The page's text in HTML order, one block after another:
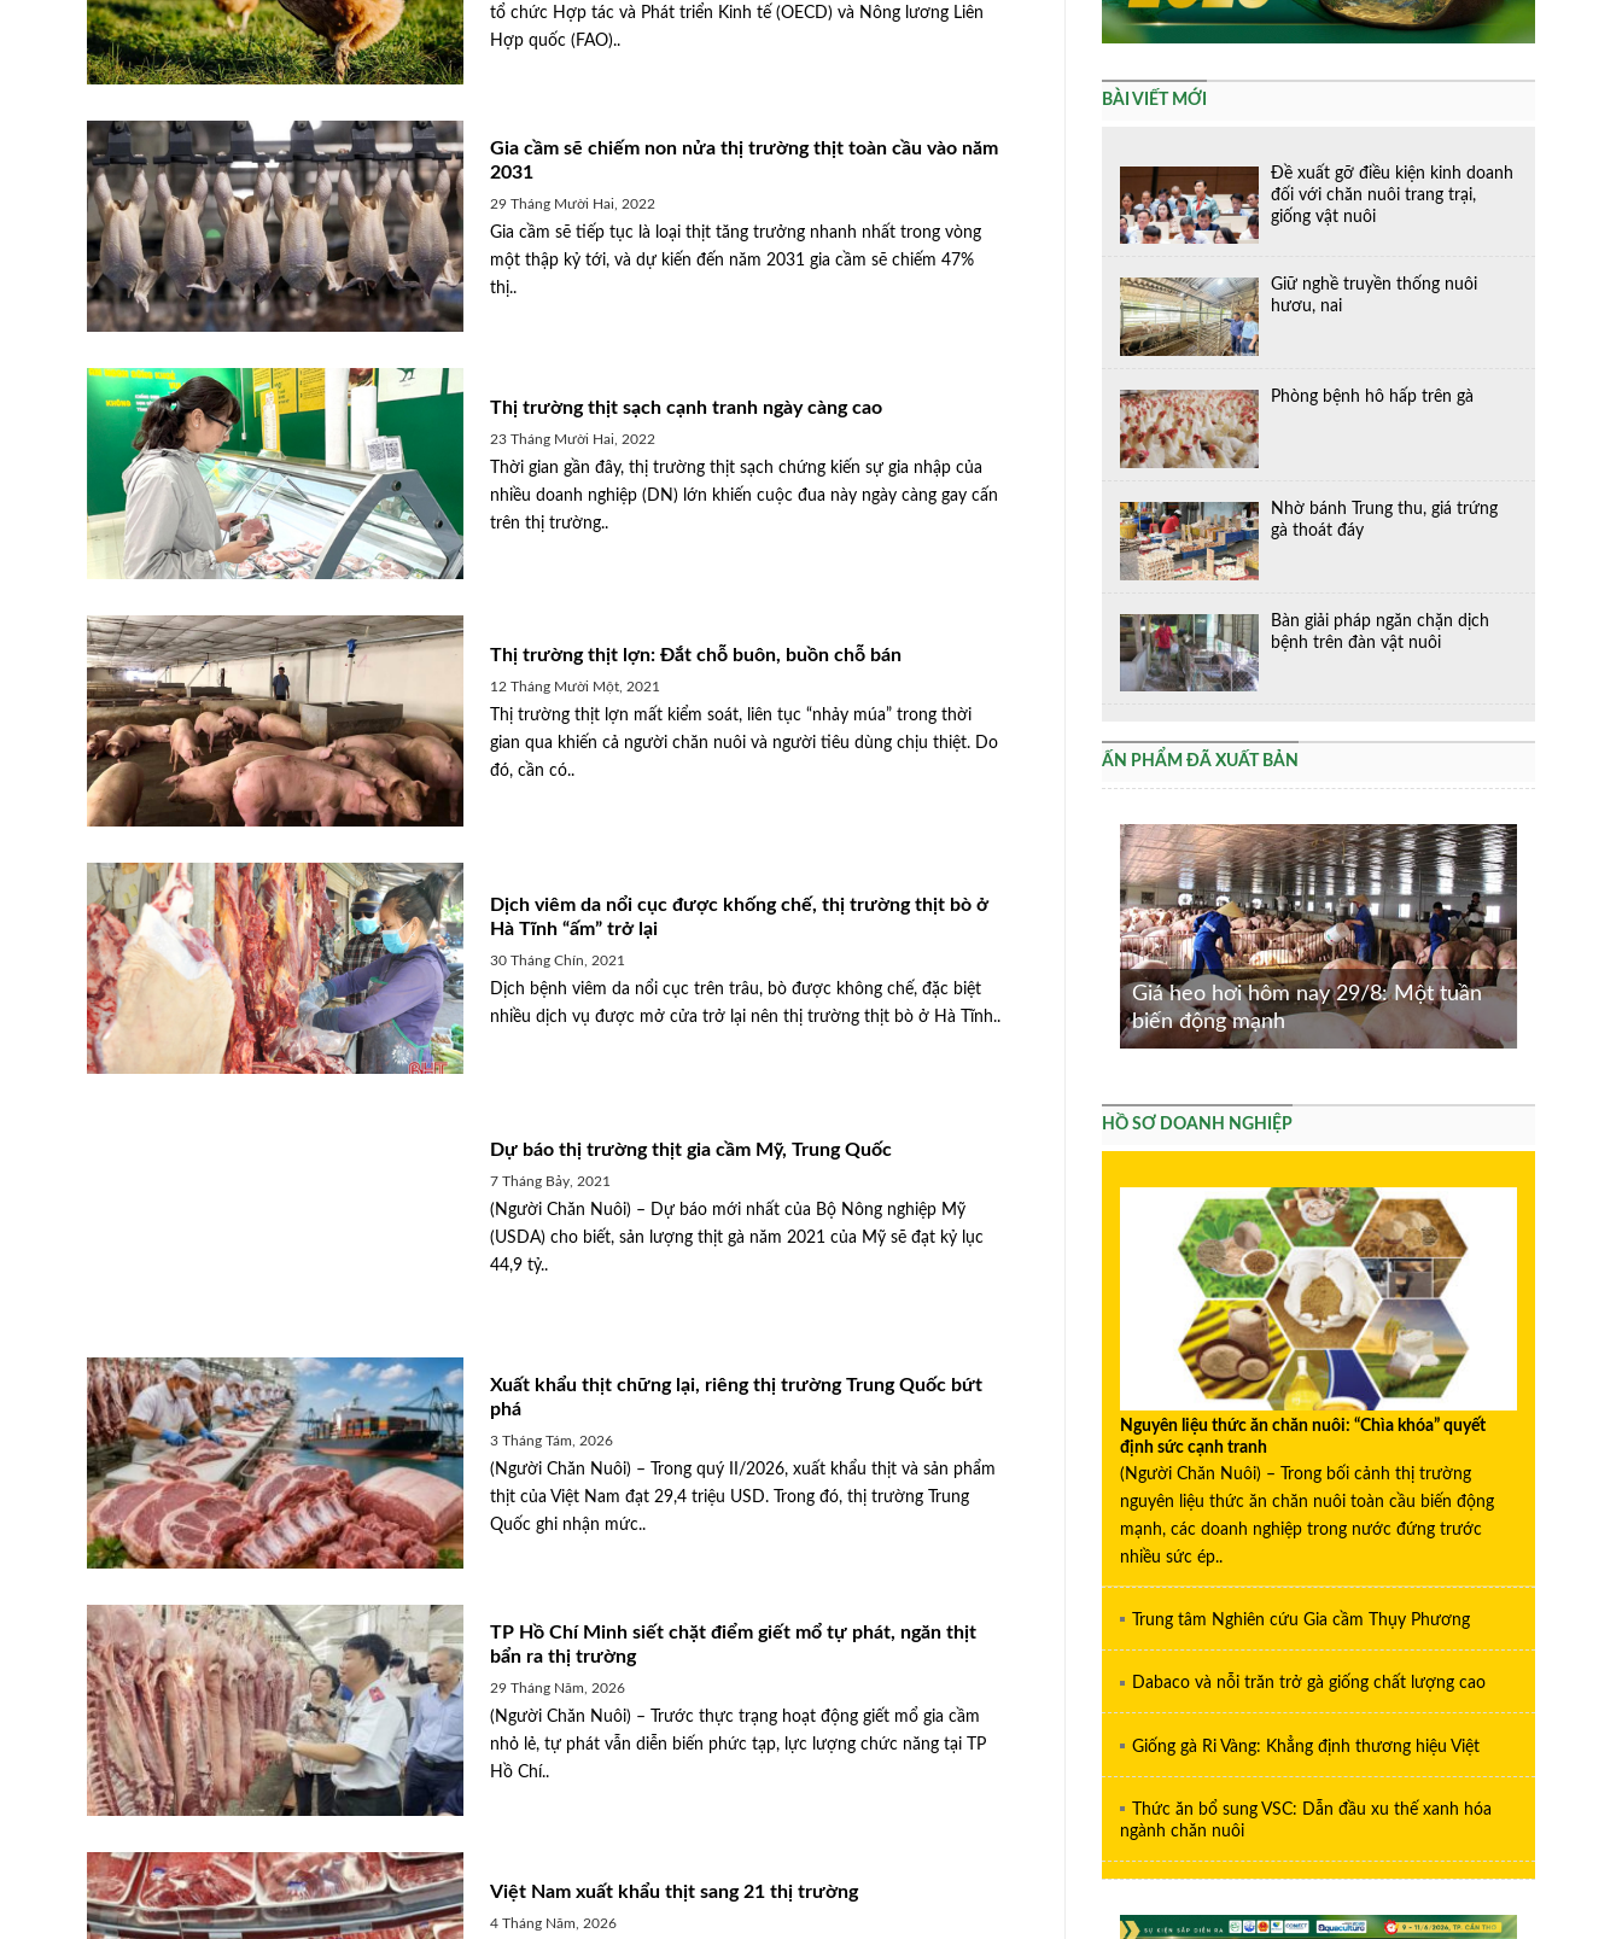
tổ chức Hợp tác và Phát triển Kinh tế (OECD) và Nông lương Liên
Hợp quốc (FAO)..
Gia cầm sẽ chiếm non nửa thị trường thịt toàn cầu vào năm
2031
29 Tháng Mười Hai, 2022
Gia cầm sẽ tiếp tục là loại thịt tăng trưởng nhanh nhất trong vòng
một thập kỷ tới, và dự kiến đến năm 2031 gia cầm sẽ chiếm 47%
thị..
Thị trường thịt sạch cạnh tranh ngày càng cao
23 Tháng Mười Hai, 2022
Thời gian gần đây, thị trường thịt sạch chứng kiến sự gia nhập của
nhiều doanh nghiệp (DN) lớn khiến cuộc đua này ngày càng gay cấn
trên thị trường..
Thị trường thịt lợn: Đắt chỗ buôn, buồn chỗ bán
12 Tháng Mười Một, 2021
Thị trường thịt lợn mất kiểm soát, liên tục “nhảy múa” trong thời
gian qua khiến cả người chăn nuôi và người tiêu dùng chịu thiệt. Do
đó, cần có..
Dịch viêm da nổi cục được khống chế, thị trường thịt bò ở
Hà Tĩnh “ấm” trở lại
30 Tháng Chín, 2021
Dịch bệnh viêm da nổi cục trên trâu, bò được không chế, đặc biệt
nhiều dịch vụ được mở cửa trở lại nên thị trường thịt bò ở Hà Tĩnh..
Dự báo thị trường thịt gia cầm Mỹ, Trung Quốc
7 Tháng Bảy, 2021
(Người Chăn Nuôi) – Dự báo mới nhất của Bộ Nông nghiệp Mỹ
(USDA) cho biết, sản lượng thịt gà năm 2021 của Mỹ sẽ đạt kỷ lục
44,9 tỷ..
Xuất khẩu thịt chững lại, riêng thị trường Trung Quốc bứt
phá
3 Tháng Tám, 2026
(Người Chăn Nuôi) – Trong quý II/2026, xuất khẩu thịt và sản phẩm
thịt của Việt Nam đạt 29,4 triệu USD. Trong đó, thị trường Trung
Quốc ghi nhận mức..
TP Hồ Chí Minh siết chặt điểm giết mổ tự phát, ngăn thịt
bẩn ra thị trường
29 Tháng Năm, 2026
(Người Chăn Nuôi) – Trước thực trạng hoạt động giết mổ gia cầm
nhỏ lẻ, tự phát vẫn diễn biến phức tạp, lực lượng chức năng tại TP
Hồ Chí..
Việt Nam xuất khẩu thịt sang 21 thị trường
4 Tháng Năm, 2026
BÀI VIẾT MỚI
Đề xuất gỡ điều kiện kinh doanh
đối với chăn nuôi trang trại,
giống vật nuôi
Giữ nghề truyền thống nuôi
hươu, nai
Phòng bệnh hô hấp trên gà
Nhờ bánh Trung thu, giá trứng
gà thoát đáy
Bàn giải pháp ngăn chặn dịch
bệnh trên đàn vật nuôi
ẤN PHẨM ĐÃ XUẤT BẢN
Giá heo hơi hôm nay 29/8: Một tuần
biến động mạnh
trị bệnh TGE trên
Giá yến sào tăng mạnh: Cẩn trọng với
hàng trôi nổi
đàn trâu, bò trên địa bàn huyện Kim
Bôi
HỒ SƠ DOANH NGHIỆP
Nguyên liệu thức ăn chăn nuôi: “Chìa khóa” quyết
định sức cạnh tranh
(Người Chăn Nuôi) – Trong bối cảnh thị trường
nguyên liệu thức ăn chăn nuôi toàn cầu biến động
mạnh, các doanh nghiệp trong nước đứng trước
nhiều sức ép..
Trung tâm Nghiên cứu Gia cầm Thụy Phương
Dabaco và nỗi trăn trở gà giống chất lượng cao
Giống gà Ri Vàng: Khẳng định thương hiệu Việt
Thức ăn bổ sung VSC: Dẫn đầu xu thế xanh hóa
ngành chăn nuôi